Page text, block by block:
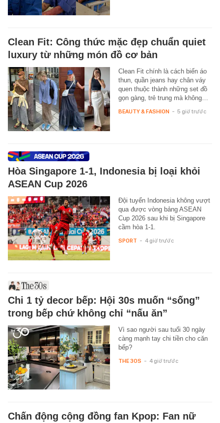
Clean Fit: Công thức mặc đẹp chuẩn quiet
luxury từ những món đồ cơ bản
Clean Fit chính là cách biến áo
thun, quần jeans hay chân váy
quen thuộc thành những set đồ
gọn gàng, trẻ trung mà không…
BEAUTY & FASHION - 5 giờ trước
Hòa Singapore 1-1, Indonesia bị loại khỏi
ASEAN Cup 2026
Đội tuyển Indonesia không vượt
qua được vòng bảng ASEAN
Cup 2026 sau khi bị Singapore
cầm hòa 1-1.
SPORT - 4 giờ trước
Chi 1 tỷ decor bếp: Hội 30s muốn “sống”
trong bếp chứ không chỉ “nấu ăn”
Vì sao người sau tuổi 30 ngày
càng mạnh tay chi tiền cho căn
bếp?
THE 30S - 4 giờ trước
Chấn động cộng đồng fan Kpop: Fan nữ